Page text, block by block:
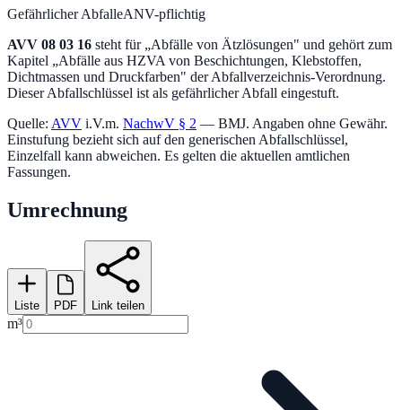
Gefährlicher AbfalleANV-pflichtig
AVV 08 03 16 steht für „Abfälle von Ätzlösungen" und gehört zum
Kapitel „Abfälle aus HZVA von Beschichtungen, Klebstoffen,
Dichtmassen und Druckfarben" der Abfallverzeichnis-Verordnung.
Dieser Abfallschlüssel ist als gefährlicher Abfall eingestuft.
Quelle: AVV i.V.m. NachwV § 2 — BMJ. Angaben ohne Gewähr.
Einstufung bezieht sich auf den generischen Abfallschlüssel,
Einzelfall kann abweichen. Es gelten die aktuellen amtlichen
Fassungen.
Umrechnung
Liste PDF Link teilen
m³